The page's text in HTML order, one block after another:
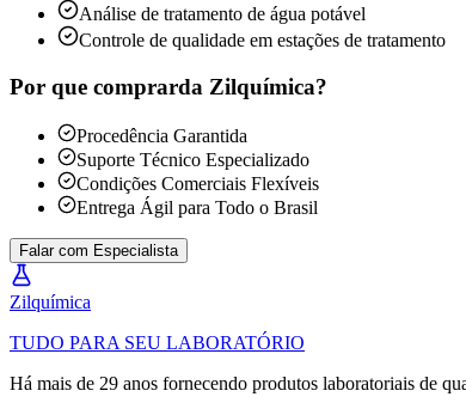
Análise de tratamento de água potável
Controle de qualidade em estações de tratamento
Por que comprarda Zilquímica?
Procedência Garantida
Suporte Técnico Especializado
Condições Comerciais Flexíveis
Entrega Ágil para Todo o Brasil
Falar com Especialista
Zilquímica
TUDO PARA SEU LABORATÓRIO
Há mais de 29 anos fornecendo produtos laboratoriais de